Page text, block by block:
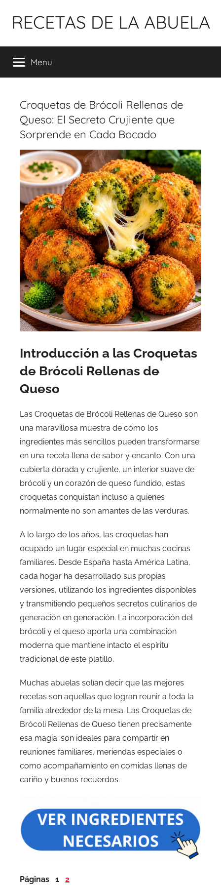
para
conteúdo
RECETAS DE LA ABUELA
Menu
Croquetas de Brócoli Rellenas de
Queso: El Secreto Crujiente que
Sorprende en Cada Bocado
Introducción a las Croquetas
de Brócoli Rellenas de
Queso
Las Croquetas de Brócoli Rellenas de Queso son
una maravillosa muestra de cómo los
ingredientes más sencillos pueden transformarse
en una receta llena de sabor y encanto. Con una
cubierta dorada y crujiente, un interior suave de
brócoli y un corazón de queso fundido, estas
croquetas conquistan incluso a quienes
normalmente no son amantes de las verduras.
A lo largo de los años, las croquetas han
ocupado un lugar especial en muchas cocinas
familiares. Desde España hasta América Latina,
cada hogar ha desarrollado sus propias
versiones, utilizando los ingredientes disponibles
y transmitiendo pequeños secretos culinarios de
generación en generación. La incorporación del
brócoli y el queso aporta una combinación
moderna que mantiene intacto el espíritu
tradicional de este platillo.
Muchas abuelas solían decir que las mejores
recetas son aquellas que logran reunir a toda la
familia alrededor de la mesa. Las Croquetas de
Brócoli Rellenas de Queso tienen precisamente
esa magia: son ideales para compartir en
reuniones familiares, meriendas especiales o
como acompañamiento en comidas llenas de
cariño y buenos recuerdos.
Páginas 1 2